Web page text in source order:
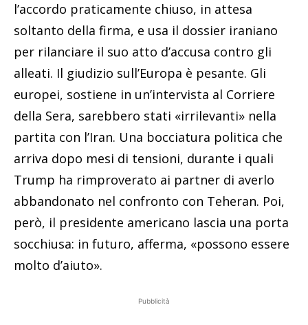
l’accordo praticamente chiuso, in attesa
soltanto della firma, e usa il dossier iraniano
per rilanciare il suo atto d’accusa contro gli
alleati. Il giudizio sull’Europa è pesante. Gli
europei, sostiene in un’intervista al Corriere
della Sera, sarebbero stati «irrilevanti» nella
partita con l’Iran. Una bocciatura politica che
arriva dopo mesi di tensioni, durante i quali
Trump ha rimproverato ai partner di averlo
abbandonato nel confronto con Teheran. Poi,
però, il presidente americano lascia una porta
socchiusa: in futuro, afferma, «possono essere
molto d’aiuto».
Pubblicità